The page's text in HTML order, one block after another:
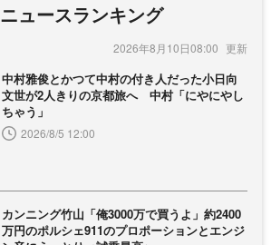
ニュースランキング
2026年8月10日08:00
中村雅俊とかつて中村の付き人だった小日向
文世が2人きりの京都旅へ 中村「にやにやし
ちゃう」
2026/8/5 12:00
カンニング竹山「俺3000万で買うよ」約2400
万円のポルシェ911のプロポーションとエンジ